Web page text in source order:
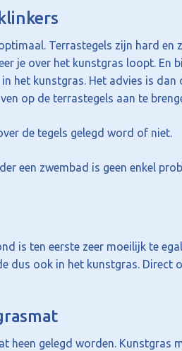
Terrastegels zijn hard en
je over het kunstgras loopt. En
het kunstgras. Het advies is dan
op de terrastegels aan te
de tegels gelegd word of niet.
een zwembad is geen enkel
is ten eerste zeer moeilijk te
dus ook in het kunstgras. Direct
heen gelegd worden. Kunstgras